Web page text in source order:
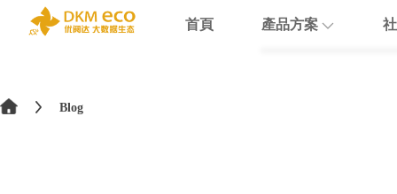
首頁 產品方案
简体中文Blog